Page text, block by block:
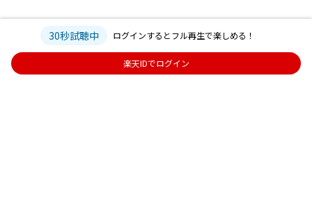
30秒試聴中 ログインするとフル再生で楽しめる！
楽天IDでログイン